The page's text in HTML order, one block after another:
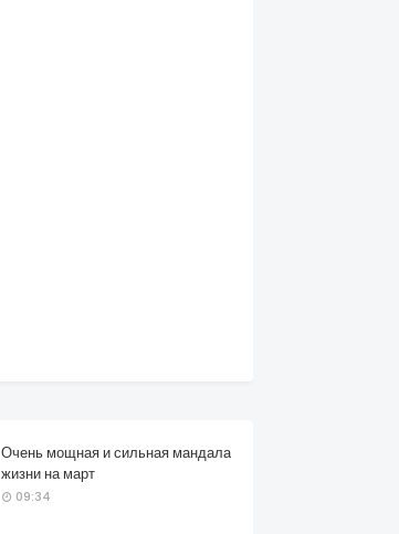
Очень мощная и сильная мандала
жизни на март
09:34